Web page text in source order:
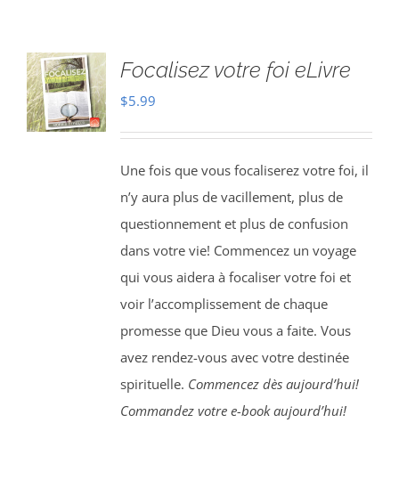
Focalisez votre foi eLivre
$5.99
Une fois que vous focaliserez votre foi, il
n’y aura plus de vacillement, plus de
questionnement et plus de confusion
dans votre vie! Commencez un voyage
qui vous aidera à focaliser votre foi et
voir l’accomplissement de chaque
promesse que Dieu vous a faite. Vous
avez rendez-vous avec votre destinée
spirituelle. Commencez dès aujourd’hui!
Commandez votre e-book aujourd’hui!